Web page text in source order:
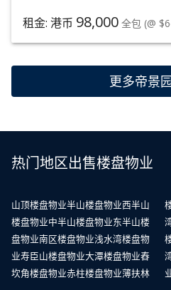
租金: 港币 98,000 全包 (@
更多帝景
热门地区出售楼盘物业
山顶楼盘物业半山楼盘物业西半山
楼盘物业中半山楼盘物业东半山楼
盘物业南区楼盘物业浅水湾楼盘物
业寿臣山楼盘物业大潭楼盘物业舂
坎角楼盘物业赤柱楼盘物业薄扶林